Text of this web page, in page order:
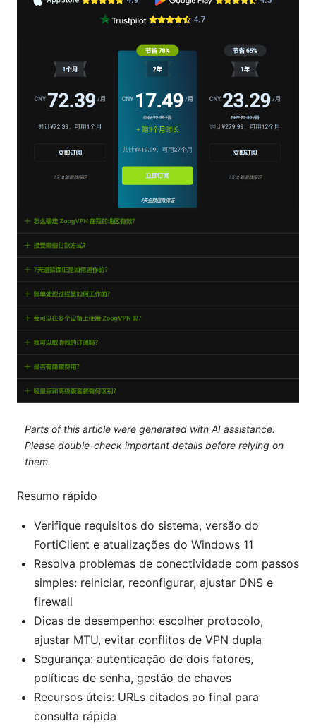
Parts of this article were generated with AI assistance.
Please double-check important details before relying on
them.
Resumo rápido
Verifique requisitos do sistema, versão do
FortiClient e atualizações do Windows 11
Resolva problemas de conectividade com passos
simples: reiniciar, reconfigurar, ajustar DNS e
firewall
Dicas de desempenho: escolher protocolo,
ajustar MTU, evitar conflitos de VPN dupla
Segurança: autenticação de dois fatores,
políticas de senha, gestão de chaves
Recursos úteis: URLs citados ao final para
consulta rápida